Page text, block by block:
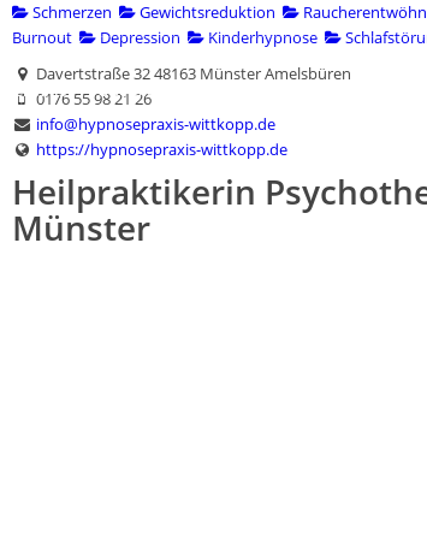
Übersicht
Schmerzen Gewichtsreduktion
Burnout
Depression Kinderhypnose
Davertstraße 32 48163 Münster Amelsbüren
0176 55 98 21 26
info@hypnosepraxis-wittkopp.de
https://hypnosepraxis-wittkopp.de
Heilpraktikerin
Münster